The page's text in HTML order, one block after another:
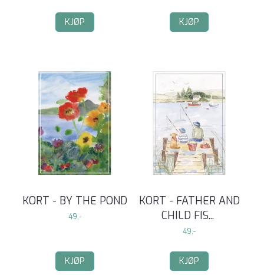
KJØP KJØP
KORT - BY THE POND
49,-
KJØP
KORT - FATHER AND
CHILD FIS...
49,-
KJØP